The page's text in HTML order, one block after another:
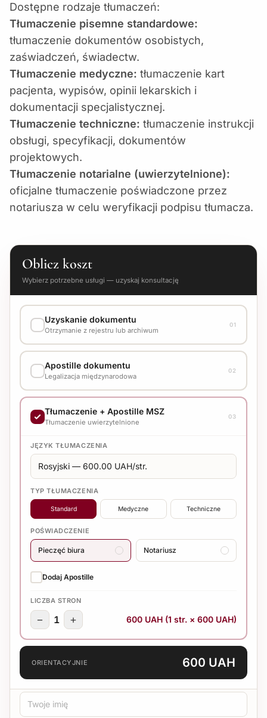
Dostępne rodzaje tłumaczeń:
Tłumaczenie pisemne standardowe:
tłumaczenie dokumentów osobistych,
zaświadczeń, świadectw.
Tłumaczenie medyczne: tłumaczenie kart
pacjenta, wypisów, opinii lekarskich i
dokumentacji specjalistycznej.
Tłumaczenie techniczne: tłumaczenie instrukcji
obsługi, specyfikacji, dokumentów
projektowych.
Tłumaczenie notarialne (uwierzytelnione):
oficjalne tłumaczenie poświadczone przez
notariusza w celu weryfikacji podpisu tłumacza.
Oblicz koszt
Wybierz potrzebne usługi — uzyskaj konsultację
Uzyskanie dokumentu
Otrzymanie z rejestru lub archiwum
01
WARIANT WYKONANIA
Skonsultuj koszt z menedżerem
Apostille dokumentu
Legalizacja międzynarodowa
02
WARIANT WYKONANIA
Skonsultuj koszt z menedżerem
Tłumaczenie + Apostille MSZ
Tłumaczenie uwierzytelnione
03
JĘZYK TŁUMACZENIA
TYP TŁUMACZENIA
Standard Medyczne Techniczne
POŚWIADCZENIE
Pieczęć biura Notariusz
Dodaj Apostille
LICZBA STRON
− 1 + 600 UAH (1 str. × 600 UAH)
ORIENTACYJNIE 600 UAH